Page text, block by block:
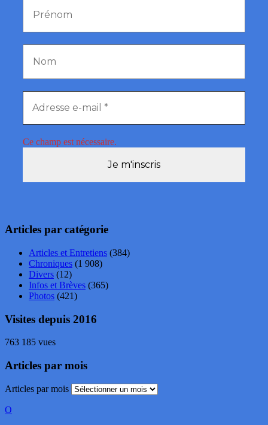
Ce champ est nécessaire.
Articles par catégorie
Articles et Entretiens (384)
Chroniques (1 908)
Divers (12)
Infos et Brèves (365)
Photos (421)
Visites depuis 2016
763 185 vues
Articles par mois
Articles par mois
O